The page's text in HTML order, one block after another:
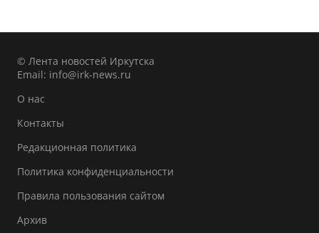
© Лента новостей Иркутска
Email: info@irk-news.ru
О нас
Контакты
Редакционная политика
Политика конфиденциальности
Правила пользования сайтом
Архив